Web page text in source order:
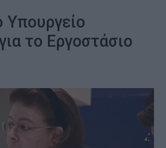
Υπουργείο
το Εργοστάσιο